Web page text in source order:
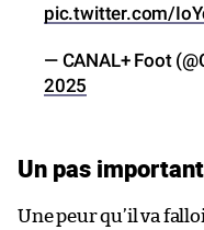
pic.twitter.com/
— CANAL+ Foot
2025
Un pas
Une peur qu’il va